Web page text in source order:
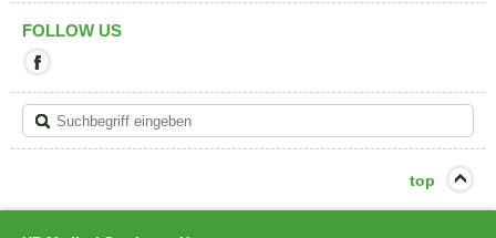
FOLLOW US
Link
verlassen
Sie
die
top